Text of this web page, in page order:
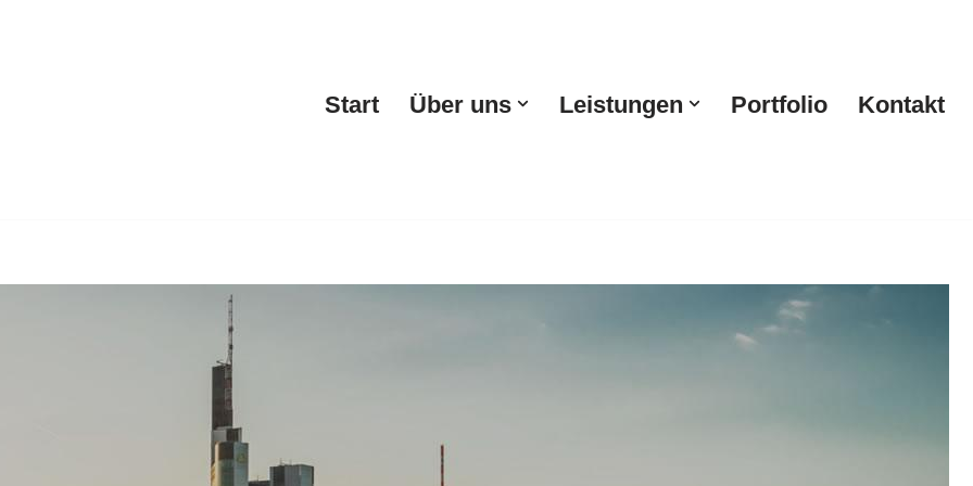
Start Über uns Leistungen Portfolio Kontakt
bei ↗️Kedar & Partner oder ✓Werbeagentur, Webdesign, Fahrzeugfolierung, Fahrzeugbeschriftung. Für
oder ✓Fahrzeugbeschriftung für Dornburg: ➡️ Kedar & Partner, Ihr Agentur. Wir verwirklichen Ihre